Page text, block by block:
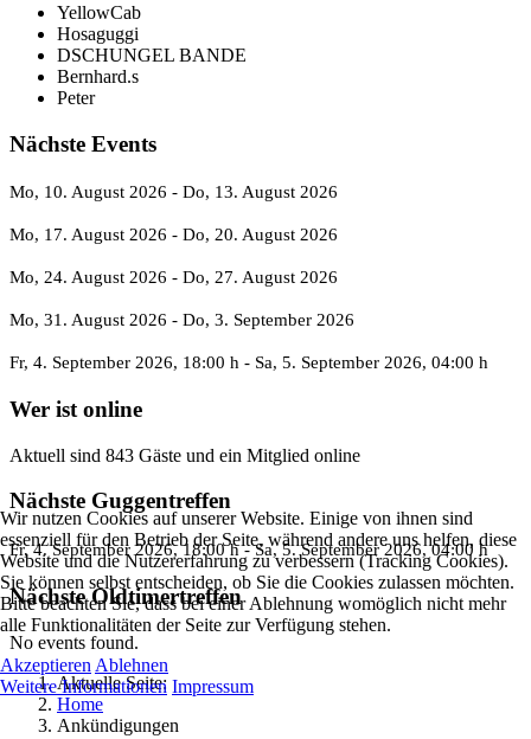
YellowCab
Hosaguggi
DSCHUNGEL BANDE
Bernhard.s
Peter
Nächste Events
Mo, 10. August 2026 - Do, 13. August 2026
Mo, 17. August 2026 - Do, 20. August 2026
Mo, 24. August 2026 - Do, 27. August 2026
Mo, 31. August 2026 - Do, 3. September 2026
Fr, 4. September 2026, 18:00 h - Sa, 5. September 2026, 04:00 h
Wer ist online
Aktuell sind 843 Gäste und ein Mitglied online
Nächste Guggentreffen
Fr, 4. September 2026, 18:00 h- Sa, 5. September 2026,04:00 h
Nächste Oldtimertreffen
No events found.
Aktuelle Seite:
Home
Ankündigungen
Wir nutzen Cookies auf unserer Website. Einige von ihnen sind
essenziell für den Betrieb der Seite, während andere uns helfen, diese
Website und die Nutzererfahrung zu verbessern (Tracking Cookies).
Sie können selbst entscheiden, ob Sie die Cookies zulassen möchten.
Bitte beachten Sie, dass bei einer Ablehnung womöglich nicht mehr
alle Funktionalitäten der Seite zur Verfügung stehen.
Akzeptieren Ablehnen
Weitere Informationen Impressum